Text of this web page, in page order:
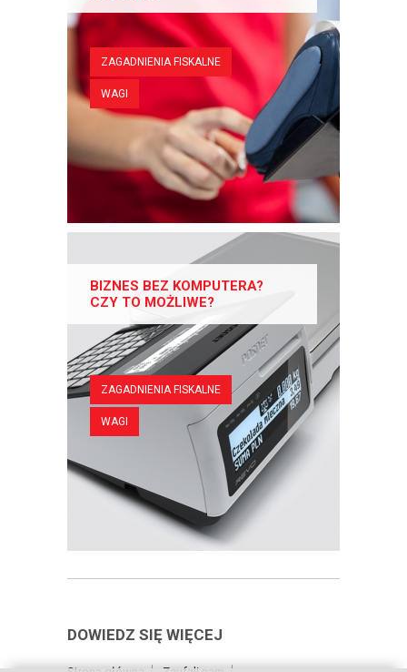
ZAGADNIENIA FISKALNE
WAGI
BIZNES BEZ KOMPUTERA?
CZY TO MOŻLIWE?
ZAGADNIENIA FISKALNE
WAGI
DOWIEDZ SIĘ WIĘCEJ